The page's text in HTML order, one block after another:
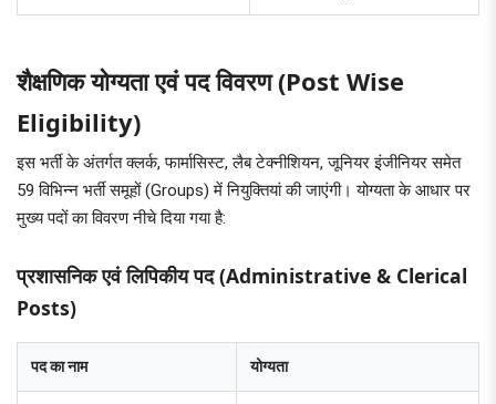
शैक्षणिक योग्यता एवं पद विवरण (Post Wise
Eligibility)
इस भर्ती के अंतर्गत क्लर्क, फार्मासिस्ट, लैब टेक्नीशियन, जूनियर इंजीनियर समेत
59 विभिन्न भर्ती समूहों (Groups) में नियुक्तियां की जाएंगी। योग्यता के आधार पर
मुख्य पदों का विवरण नीचे दिया गया है:
प्रशासनिक एवं लिपिकीय पद (Administrative & Clerical
Posts)
पद का नाम योग्यता